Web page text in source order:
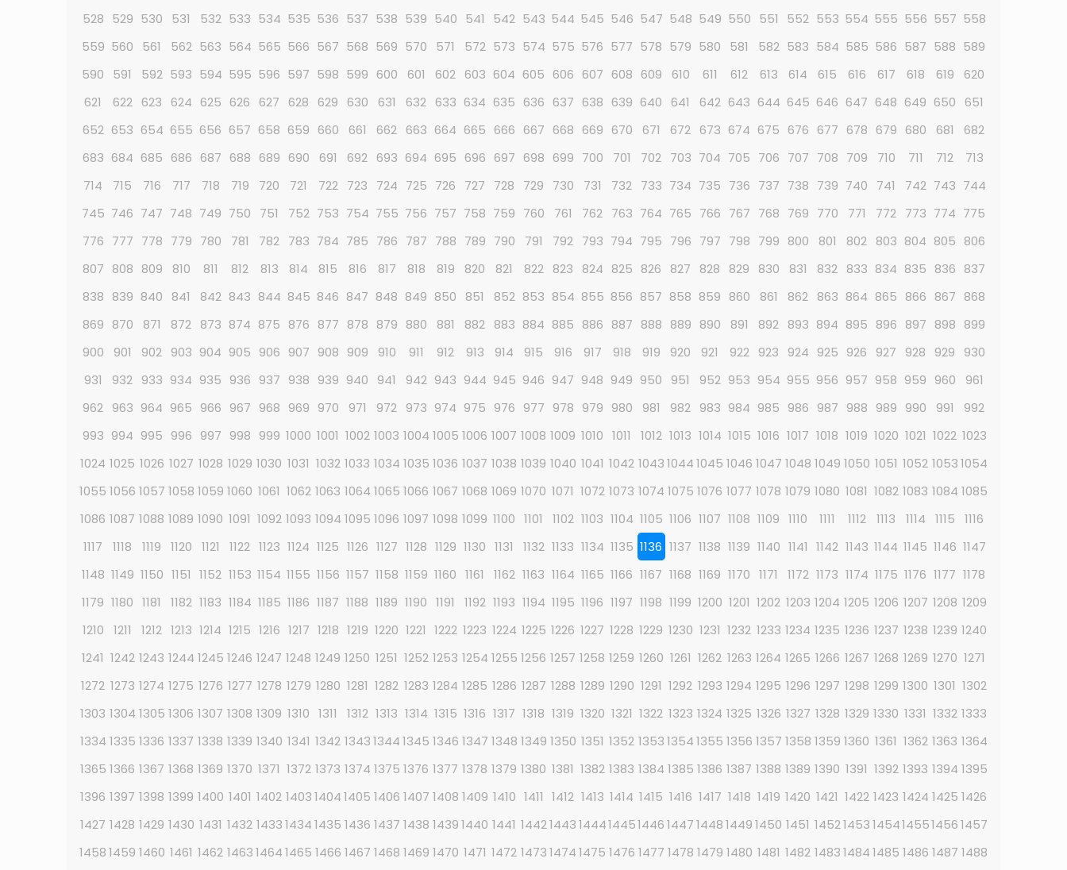
528 529 530 531 532 533 534 535 536 537 538 539 540 541 542 543 544 545 546 547 548 549 550 551 552 553 554 555 556 557 558
559 560 561 562 563 564 565 566 567 568 569 570 571 572 573 574 575 576 577 578 579 580 581 582 583 584 585 586 587 588 589
590
591 592 593 594 595 596 597 598 599 600 601 602 603 604 605 606 607 608 609 610 611 612 613 614 615 616 617 618 619
620
621
622 623 624 625 626 627 628 629 630 631 632 633 634 635 636 637 638 639 640 641 642 643 644 645 646 647 648 649 650
651
652 653 654 655 656 657 658 659 660 661 662 663 664 665 666 667 668 669 670 671 672 673 674 675 676 677 678 679 680 681
682
683 684 685 686 687 688 689 690 691 692 693 694 695 696 697 698 699 700 701 702 703 704 705 706 707 708 709 710 711 712
713
714
715 716 717 718 719 720 721 722 723 724 725 726 727 728 729 730 731 732 733 734 735 736 737 738 739 740 741 742 743 744
745 746 747 748 749 750 751 752 753 754 755 756 757 758 759 760 761 762 763 764 765 766 767 768 769 770 771 772 773 774 775
776 777 778 779 780 781 782 783 784 785 786 787 788 789 790 791 792 793 794 795 796 797 798 799 800 801 802 803 804 805 806
807 808 809 810 811 812 813 814 815 816 817 818 819 820 821 822 823 824 825 826 827 828 829 830 831 832 833 834 835 836 837
838 839 840 841 842 843 844 845 846 847 848 849 850 851 852 853 854 855 856 857 858 859 860 861 862 863 864 865 866 867 868
869 870 871 872 873 874 875 876 877 878 879 880 881 882 883 884 885 886 887 888 889 890 891 892 893 894 895 896 897 898 899
900
901 902 903 904 905 906 907 908 909 910 911 912 913 914 915 916 917 918 919 920 921 922 923 924 925 926 927 928 929
930
931
932 933 934 935 936 937 938 939 940 941 942 943 944 945 946 947 948 949 950 951 952 953 954 955 956 957 958 959 960
961
962 963 964 965 966 967 968 969 970 971 972 973 974 975 976 977 978 979 980 981 982 983 984 985 986 987 988 989 990 991
992
993 994 995 996 997 998 999 1000 1001 1002 1003 1004 1005 1006 1007 1008 1009 1010 1011 1012 1013 1014 1015 1016 1017 1018 1019 1020 1021 1022 1023
1024 1025 1026 1027 1028 1029 1030 1031 1032 1033 1034 1035 1036 1037 1038 1039 1040 1041 1042 104310441045 1046 1047 1048 1049 1050 1051 1052 10531054
1055 1056 1057 1058 1059 1060 1061 1062 1063 1064 1065 1066 1067 1068 1069 1070 1071 1072 1073 1074 1075 1076 1077 1078 1079 1080 1081 1082 1083 1084 1085
1086 1087 1088 1089 1090 1091 1092 1093 1094 1095 1096 1097 1098 1099 1100 1101 1102 1103 1104 1105 1106 1107 1108 1109 1110 1111 1112 1113 1114 1115
1116
1117
1118 1119 1120 1121 1122 1123 1124 1125 1126 1127 1128 1129 1130 1131 1132 1133 1134 1135 1136 1137 1138 1139 1140 1141 1142 1143 1144 1145 1146 1147
1148 1149 1150 1151 1152 1153 1154 1155 1156 1157 1158 1159 1160 1161 1162 1163 1164 1165 1166 1167 1168 1169 1170 1171 1172 1173 1174 1175 1176 1177 1178
1179 1180 1181 1182 1183 1184 1185 1186 1187 1188 1189 1190 1191 1192 1193 1194 1195 1196 1197 1198 1199 1200 1201 1202 1203 1204 1205 1206 1207 1208 1209
1210
1211 1212 1213 1214 1215 1216 1217 1218 1219 1220 1221 1222 1223 1224 1225 1226 1227 1228 1229 1230 1231 1232 1233 1234 1235 1236 1237 1238 1239 1240
1241 1242 1243 1244 1245 1246 1247 1248 1249 1250 1251 1252 1253 1254 1255 1256 1257 1258 1259 1260 1261 1262 1263 1264 1265 1266 1267 1268 1269 1270 1271
1272 1273 1274 1275 1276 1277 1278 1279 1280 1281 1282 1283 1284 1285 1286 1287 1288 1289 1290 1291 1292 1293 1294 1295 1296 1297 1298 1299 1300 1301 1302
1303 1304 1305 1306 1307 1308 1309 1310 1311 1312 1313 1314 1315 1316 1317 1318 1319 1320 1321 1322 1323 1324 1325 1326 1327 1328 1329 1330 1331 1332 1333
1334 1335 1336 1337 1338 1339 1340 1341 1342 134313441345 1346 1347 1348 1349 1350 1351 1352 135313541355 1356 1357 1358 1359 1360 1361 1362 1363 1364
1365 1366 1367 1368 1369 1370 1371 1372 1373 1374 1375 1376 1377 1378 1379 1380 1381 1382 1383 1384 1385 1386 1387 1388 1389 1390 1391 1392 1393 1394 1395
1396 1397 1398 1399 1400 1401 1402 140314041405 1406 1407 1408 1409 1410 1411 1412 1413 1414 1415 1416 1417 1418 1419 1420 1421 1422 1423 1424 1425 1426
1427 1428 1429 1430 1431 1432 143314341435 1436 1437 1438 14391440 1441 144214431444144514461447144814491450 1451 145214531454145514561457
14581459 1460 1461 1462 146314641465 1466 1467 1468 1469 1470 1471 1472 147314741475 1476 1477 1478 1479 1480 1481 1482 148314841485 1486 1487 1488